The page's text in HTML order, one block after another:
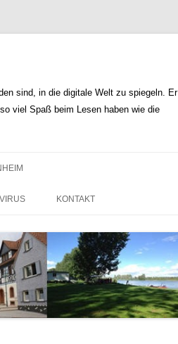
sind, in die digitale Welt zu spiegeln. Er
viel Spaß beim Lesen haben wie die
KONTAKT